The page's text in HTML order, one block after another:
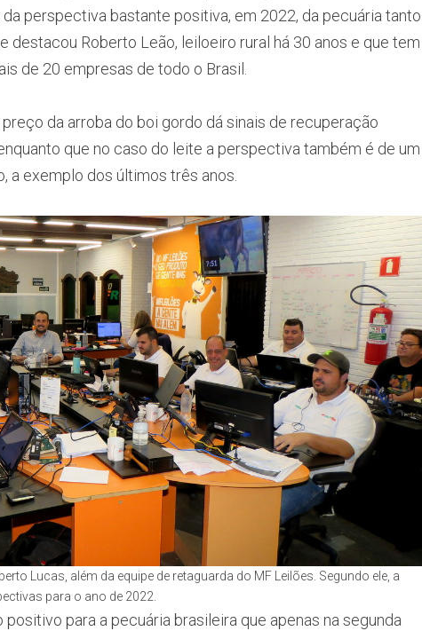
perspectiva bastante positiva, em 2022, da pecuária tanto
destacou Roberto Leão, leiloeiro rural há 30 anos e que tem
de 20 empresas de todo o Brasil.
da arroba do boi gordo dá sinais de recuperação
que no caso do leite a perspectiva também é de um
a exemplo dos últimos três anos.
Lucas, além da equipe de retaguarda do MF Leilões. Segundo ele, a
para o ano de 2022.
para a pecuária brasileira que apenas na segunda